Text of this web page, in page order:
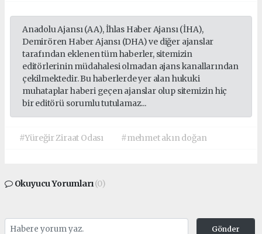
Anadolu Ajansı (AA), İhlas Haber Ajansı (İHA),
Demirören Haber Ajansı (DHA) ve diğer ajanslar
tarafından eklenen tüm haberler, sitemizin
editörlerinin müdahalesi olmadan ajans kanallarından
çekilmektedir. Bu haberlerde yer alan hukuki
muhataplar haberi geçen ajanslar olup sitemizin hiç
bir editörü sorumlu tutulamaz...
#Yüreğir Ziraat Odası #mehmet akın doğan
Okuyucu Yorumları(0)
Gönder